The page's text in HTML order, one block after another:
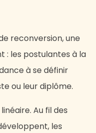
reconversion, une
: les postulantes à la
à se définir
ou leur diplôme.
Au fil des
les